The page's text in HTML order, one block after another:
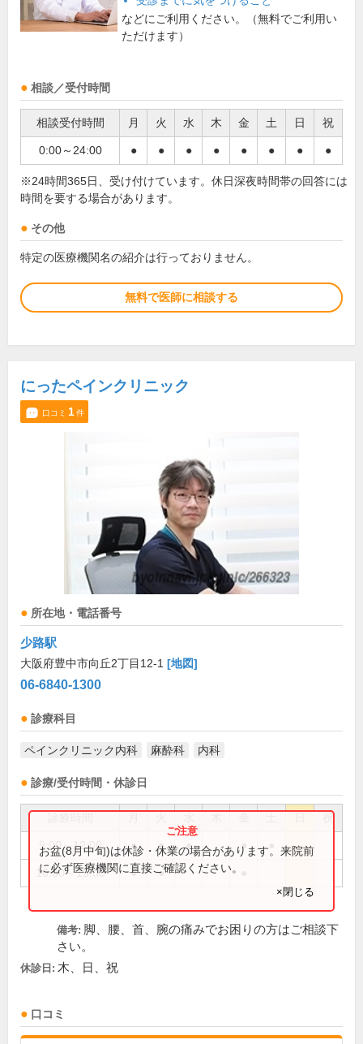
などにご利用ください。（無料でご利用い
ただけます）
相談／受付時間
相談受付時間 月 火 水 木 金 土 日 祝
0:00～24:00 ● ● ● ● ● ● ● ●
※24時間365日、受け付けています。休日深夜時間帯の回答には
時間を要する場合があります。
その他
特定の医療機関名の紹介は行っておりません。
無料で医師に相談する
にったペインクリニック
口コミ 1件
所在地・電話番号
少路駅
大阪府豊中市向丘2丁目12-1 [地図]
06-6840-1300
診療科目
ペインクリニック内科 麻酔科 内科
診療/受付時間・休診日
祝
9:00～12:00 ● ● ● ●
16:00～19:00 ● ●
お盆(8月中旬)は休診・休業の場合があります。来院前
に必ず医療機関に直接ご確認ください。
×閉じる
備考: 脚、腰、首、腕の痛みでお困りの方はご相談下
さい。
休診日: 木、日、祝
口コミ